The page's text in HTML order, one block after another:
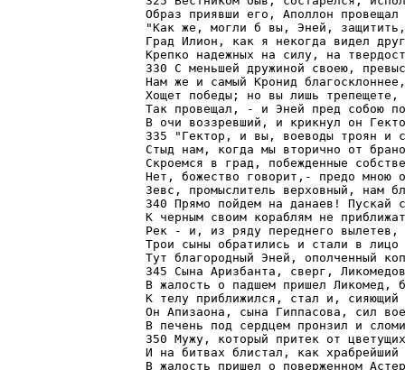
Образ приявши его, Аполлон
"Как же, могли б вы, Эней,
Град Илион, как я некогда видел
Крепко надежных на силу, на
330 С меньшей дружиной своею,
Нам же и самый Кронид
Хощет победы; но вы лишь
Так провещал, - и Эней пред собою
В очи воззревший, и крикнул он
335 "Гектор, и вы, воеводы троян и
Стыд нам, когда мы вторично от
Скроемся в град, побежденные
Нет, божество говорит,- предо мною
Зевс, промыслитель верховный, нам
340 Прямо пойдем на данаев! Пускай
К черным своим кораблям не
Рек - и, из ряду переднего вылетев,
Трои сыны обратились и стали в лицо
Тут благородный Эней, ополченный
345 Сына Аризбанта, сверг,
В жалость о падшем пришел Ликомед,
К телу приближился, стал и, сияющий
Он Апизаона, сына Гиппасова, сил
В печень под сердцем пронзил и
350 Мужу, который притек от
И на битвах блистал, как храбрейший
В жалость пришел о поверженном